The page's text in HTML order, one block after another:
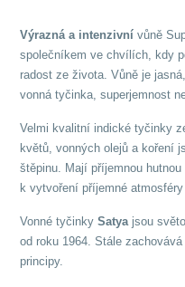
Výrazná a intenzivnívůně
společníkem ve chvílích, kdy
radost ze života. Vůně je
vonná tyčinka, superjemnost
Velmi kvalitní indické tyčinky
květů, vonných olejů a koření
štěpinu. Mají příjemnou
k vytvoření příjemné
Vonné tyčinkySatyajsou
od roku 1964. Stále
principy.